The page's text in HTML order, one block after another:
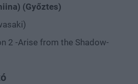
(Győztes)
2 -Arise from the Shadow-